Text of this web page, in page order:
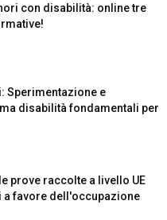
con disabilità: online tre
Sperimentazione e
disabilità fondamentali per
prove raccolte a livello UE
a favore dell'occupazione